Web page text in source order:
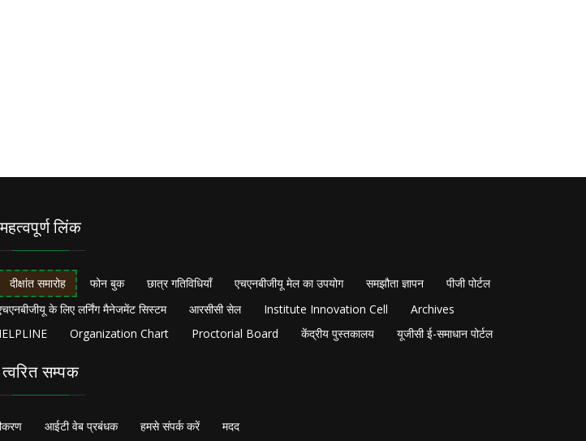
महत्वपूर्ण लिंक
दीक्षांत समारोह फोन बुक छात्र गतिविधियाँ एचएनबीजीयू मेल का उपयोग समझौता ज्ञापन
पीजी पोर्टल
के लिए लर्निंग मैनेजमेंट सिस्टम आरसीसी सेल Institute Innovation Cell
Archives
Organization Chart Proctorial Board केंद्रीय पुस्तकालय यूजीसी ई-समाधान पोर्टल
त्वरित सम्पक
आईटी वेब प्रबंधक हमसे संपर्क करें मदद